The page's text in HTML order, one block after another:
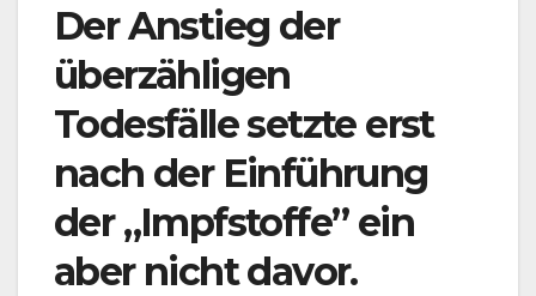
Der Anstieg der
überzähligen
Todesfälle setzte erst
nach der Einführung
der „Impfstoffe” ein
aber nicht davor.